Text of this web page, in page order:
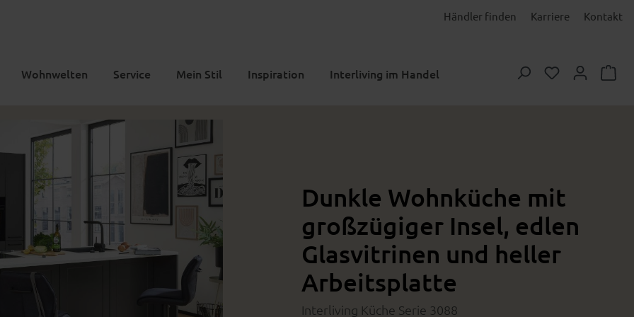
Händler finden Karriere Kontakt
Wohnwelten Service Mein Stil Inspiration Interliving im Handel Du hast 0
Dunkle Wohnküche mit
großzügiger Insel, edlen
Glasvitrinen und heller
Arbeitsplatte
Interliving Küche Serie 3088